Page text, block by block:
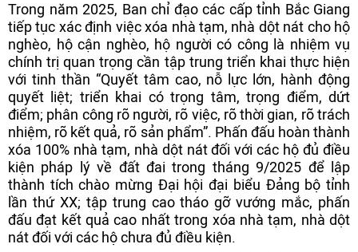
Trong năm 2025, Ban chỉ đạo các cấp tỉnh Bắc Giang
tiếp tục xác định việc xóa nhà tạm, nhà dột nát cho hộ
nghèo, hộ cận nghèo, hộ người có công là nhiệm vụ
chính trị quan trọng cần tập trung triển khai thực hiện
với tinh thần “Quyết tâm cao, nỗ lực lớn, hành động
quyết liệt; triển khai có trọng tâm, trọng điểm, dứt
điểm; phân công rõ người, rõ việc, rõ thời gian, rõ trách
nhiệm, rõ kết quả, rõ sản phẩm”. Phấn đấu hoàn thành
xóa 100% nhà tạm, nhà dột nát đối với các hộ đủ điều
kiện pháp lý về đất đai trong tháng 9/2025 để lập
thành tích chào mừng Đại hội đại biểu Đảng bộ tỉnh
lần thứ XX; tập trung cao tháo gỡ vướng mắc, phấn
đấu đạt kết quả cao nhất trong xóa nhà tạm, nhà dột
nát đối với các hộ chưa đủ điều kiện.